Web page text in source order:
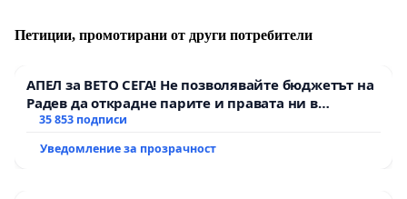
Петиции, промотирани от други потребители
АПЕЛ за ВЕТО СЕГА! Не позволявайте бюджетът на
Радев да открадне парите и правата ни в
тъмното
35 853 подписи
Уведомление за прозрачност